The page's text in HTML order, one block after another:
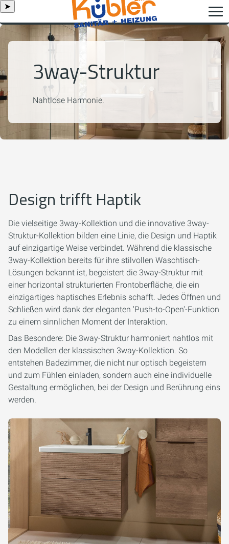
➤
3way-Struktur
Nahtlose Harmonie.
Design trifft Haptik
Die vielseitige 3way-Kollektion und die innovative 3way-
Struktur-Kollektion bilden eine Linie, die Design und Haptik
auf einzigartige Weise verbindet. Während die klassische
3way-Kollektion bereits für ihre stilvollen Waschtisch-
Lösungen bekannt ist, begeistert die 3way-Struktur mit
einer horizontal strukturierten Frontoberfläche, die ein
einzigartiges haptisches Erlebnis schafft. Jedes Öffnen und
Schließen wird dank der eleganten 'Push-to-Open'-Funktion
zu einem sinnlichen Moment der Interaktion.
Das Besondere: Die 3way-Struktur harmoniert nahtlos mit
den Modellen der klassischen 3way-Kollektion. So
entstehen Badezimmer, die nicht nur optisch begeistern
und zum Fühlen einladen, sondern auch eine individuelle
Gestaltung ermöglichen, bei der Design und Berührung eins
werden.